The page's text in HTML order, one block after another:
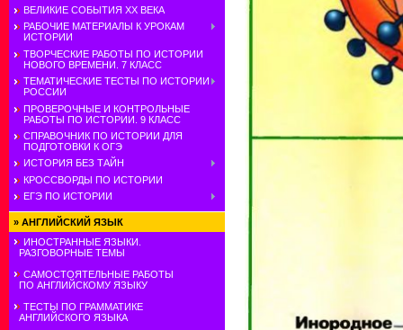
ВЕЛИКИЕ СОБЫТИЯ ХХ ВЕКА
РАБОЧИЕ МАТЕРИАЛЫ К УРОКАМ
ИСТОРИИ
ТВОРЧЕСКИЕ РАБОТЫ ПО ИСТОРИИ
НОВОГО ВРЕМЕНИ. 7 КЛАСС
ТЕМАТИЧЕСКИЕ ТЕСТЫ ПО ИСТОРИИ
РОССИИ
ПРОВЕРОЧНЫЕ И КОНТРОЛЬНЫЕ
РАБОТЫ ПО ИСТОРИИ. 9 КЛАСС
СПРАВОЧНИК ПО ИСТОРИИ ДЛЯ
ПОДГОТОВКИ К ОГЭ
ИСТОРИЯ БЕЗ ТАЙН
КРОССВОРДЫ ПО ИСТОРИИ
ЕГЭ ПО ИСТОРИИ
» АНГЛИЙСКИЙ ЯЗЫК
ИНОСТРАННЫЕ ЯЗЫКИ.
РАЗГОВОРНЫЕ ТЕМЫ
САМОСТОЯТЕЛЬНЫЕ РАБОТЫ
ПО АНГЛИЙСКОМУ ЯЗЫКУ
ТЕСТЫ ПО ГРАММАТИКЕ
АНГЛИЙСКОГО ЯЗЫКА